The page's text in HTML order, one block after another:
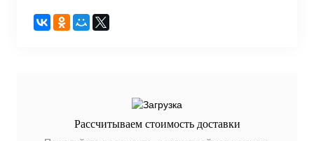
Рассчитываем стоимость доставки